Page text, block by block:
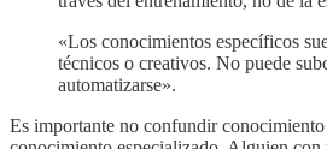
«Los conocimientos específicos
técnicos o creativos. No puede
automatizarse».
Es importante no confundir